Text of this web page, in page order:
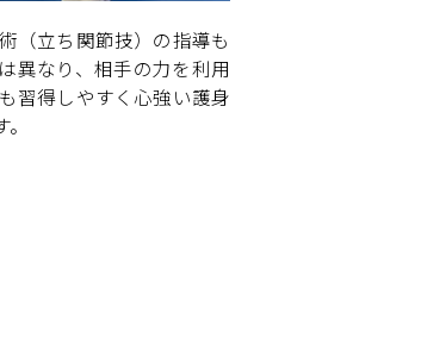
（立ち関節技）の指導も
異なり、相手の力を利用
習得しやすく心強い護身